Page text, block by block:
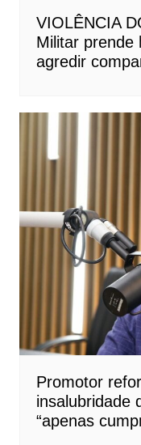
VIOLÊNCIA
Militar prende
agredir
Promotor
insalubridade
“apenas